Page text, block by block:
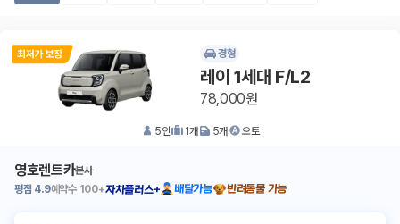
경형
레이 1세대 F/L2
78,000원
5인 1개 5개 오토
영호렌트카본사
평점 4.9예약수 100+자차플러스+ 배달가능 반려동물 가능